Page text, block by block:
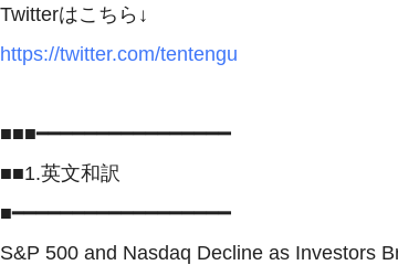
https://twitter.com/tentengu
■■■━━━━━━━━━━━━━━━━
■■1.英文和訳
■━━━━━━━━━━━━━━━━━━
S&P 500 and Nasdaq Decline as Investors